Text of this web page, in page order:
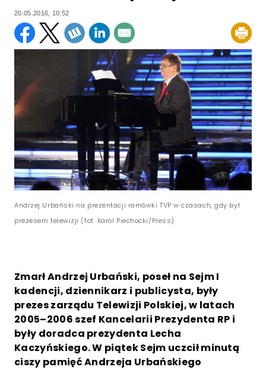
20.05.2016, 10:52
Andrzej Urbański na prezentacji ramówki TVP w czasach, gdy był
prezesem telewizji (fot. Karol Piechocki/Press)
Zmarł Andrzej Urbański, poseł na Sejm I
kadencji, dziennikarz i publicysta, były
prezes zarządu Telewizji Polskiej, w latach
2005–2006 szef Kancelarii Prezydenta RP i
były doradca prezydenta Lecha
Kaczyńskiego. W piątek Sejm uczcił minutą
ciszy pamięć Andrzeja Urbańskiego